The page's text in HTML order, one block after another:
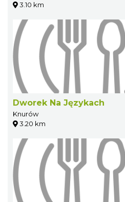
3.10 km
Dworek Na Językach
Knurów
3.20 km